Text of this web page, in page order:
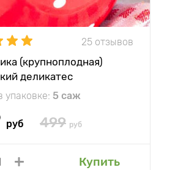
25 отзывов
(крупноплодная)
деликатес
упаковке: 5 саж
руб 499 руб
Купить